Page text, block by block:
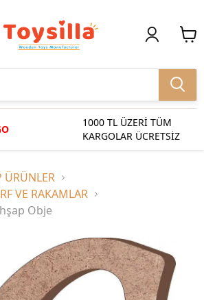
1000 TL ÜZERİ TÜM
KARGOLAR ÜCRETSİZ
ÜRÜNLER
VE RAKAMLAR
Obje